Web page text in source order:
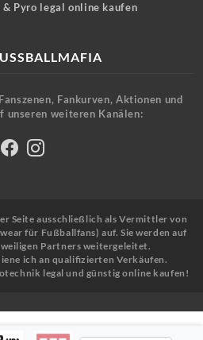
& Pyro legal online kaufen
Fankurven, Aktionen und
unseren weiteren Kanälen:
Seite ausschließlich als Vermittler von
für Fußballfans) auf. Sie werden auf
Partners weitergeleitet.
ich an qualifizierten Verkäufen.
legal und günstig online kaufen!